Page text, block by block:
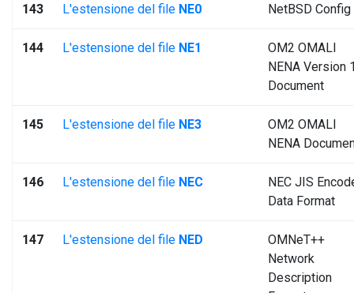
143 L'estensione del file NE0 NetBSD Config
144 L'estensione del file NE1
OM2 OMALI
NENA Version
Document
145 L'estensione del file NE3
OM2 OMALI
NENA
146 L'estensione del file NEC
NEC JIS
Data Format
147 L'estensione del file NED
OMNeT++
Network
Description